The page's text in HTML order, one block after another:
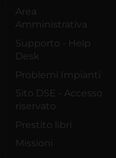
Area
Amministrativa
Supporto - Help
Desk
Problemi Impianti
Sito DSE - Accesso
riservato
Prestito libri
Missioni